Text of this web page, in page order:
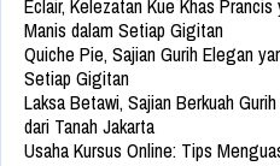
Eclair, Kelezatan Kue Khas
Manis dalam Setiap Gigitan
Quiche Pie, Sajian Gurih Elegan
Setiap Gigitan
Laksa Betawi, Sajian Berkuah
dari Tanah Jakarta
Usaha Kursus Online: Tips